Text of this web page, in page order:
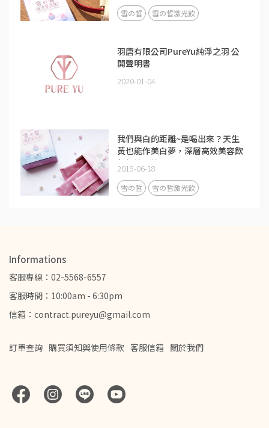
雪の皙 雪の皙激光飲
羽唐有限公司PureYu純淨之羽 公
開聲明書
2020-01-04
我們與白的距離~是喝出來？天生
黃也能作美白夢，深層高效美容飲
超級比一比！
2019-06-18
雪の皙 雪の皙激光飲
Informations
客服專線：02-5568-6557
客服時間：10:00am - 6:30pm
信箱：contract.pureyu@gmail.com
訂單查詢 購買須知與使用條款 客服信箱 關於我們